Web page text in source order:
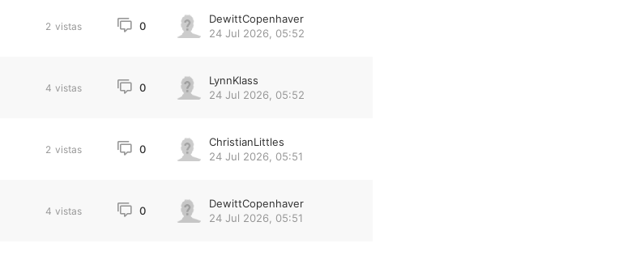
2 vistas 0
DewittCopenhaver
24 Jul 2026, 05:52
4 vistas 0
LynnKlass
24 Jul 2026, 05:52
2 vistas 0
ChristianLittles
24 Jul 2026, 05:51
4 vistas 0
DewittCopenhaver
24 Jul 2026, 05:51